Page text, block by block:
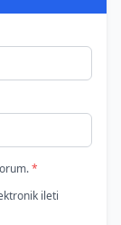
*
ileti